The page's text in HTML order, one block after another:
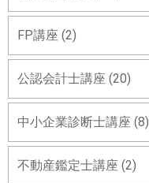
FP講座 (2)
公認会計士講座 (20)
中小企業診断士講座 (8)
不動産鑑定士講座 (2)